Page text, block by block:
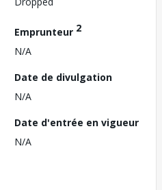
Emprunteur 2
N/A
Date de divulgation
N/A
Date d'entrée en vigueur
N/A